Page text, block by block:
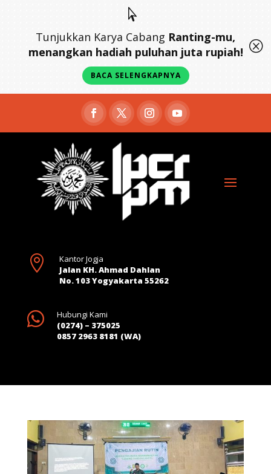

Tunjukkan Karya Cabang Ranting-mu,
menangkan hadiah puluhan juta rupiah!
BACA SELENGKAPNYA
Q

Kantor Jogja
Jalan KH. Ahmad Dahlan
No. 103 Yogyakarta 55262

Hubungi Kami
(0274) – 375025
0857 2963 8181 (WA)